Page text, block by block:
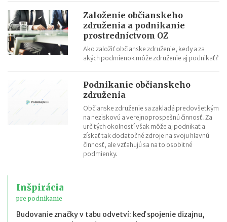
Založenie občianskeho
združenia a podnikanie
prostredníctvom OZ
Ako založiť občianske združenie, kedy a za
akých podmienok môže združenie aj podnikať?
Podnikanie občianskeho
združenia
Občianske združenie sa zakladá predovšetkým
na neziskovú a verejnoprospešnú činnosť. Za
určitých okolností však môže aj podnikať a
získať tak dodatočné zdroje na svoju hlavnú
činnosť, ale vzťahujú sa na to osobitné
podmienky.
Inšpirácia
pre podnikanie
Budovanie značky v tabu odvetví: keď spojenie dizajnu,